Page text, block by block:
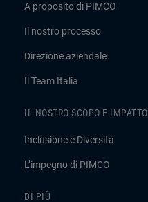
A proposito di PIMCO
Il nostro processo
Direzione aziendale
Il Team Italia
IL NOSTRO SCOPO E IMPATTO
Inclusione e Diversità
L’impegno di PIMCO
DI PIÙ